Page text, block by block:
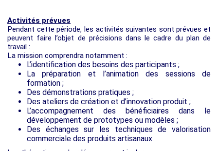
Activités prévues
Pendant cette période, les activités suivantes sont prévues et
peuvent faire l’objet de précisions dans le cadre du plan de
travail :
La mission comprendra notamment :
L’identification des besoins des participants ;
La préparation et l’animation des sessions de
formation ;
Des démonstrations pratiques ;
Des ateliers de création et d’innovation produit ;
L’accompagnement des bénéficiaires dans le
développement de prototypes ou modèles ;
Des échanges sur les techniques de valorisation
commerciale des produits artisanaux.